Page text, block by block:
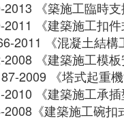
《築施工臨時支
《建築施工扣件
2011 《混凝土結構
《建築施工模板
2009 《塔式起重
《建築施工承
《建築施工碗扣